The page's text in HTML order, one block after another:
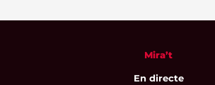
Mira’t
En directe